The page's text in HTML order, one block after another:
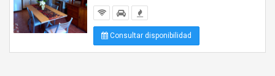
Consultar disponibilidad